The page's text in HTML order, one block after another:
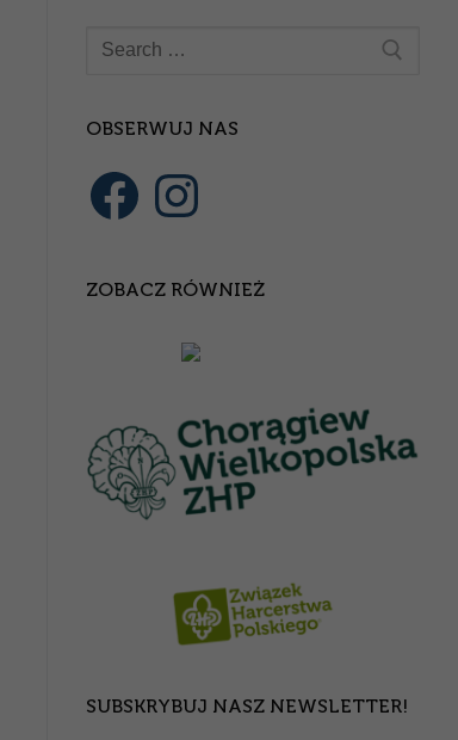
Szukaj:
OBSERWUJ NAS
FacebookInstagram
ZOBACZ RÓWNIEŻ
SUBSKRYBUJ NASZ NEWSLETTER!